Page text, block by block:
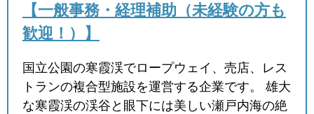
【一般事務・経理補助（未経験の方も
歓迎！）】
国立公園の寒霞渓でロープウェイ、売店、レス
トランの複合型施設を運営する企業です。 雄大
な寒霞渓の渓谷と眼下には美しい瀬戸内海の絶